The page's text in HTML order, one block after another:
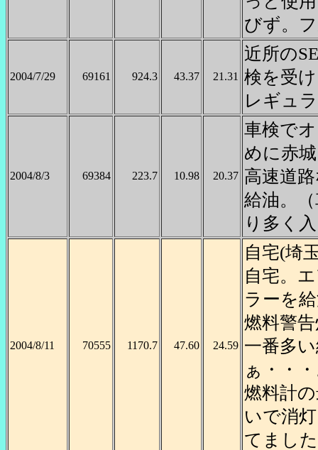
びず。
2004/7/29 69161 924.3 43.37 21.31
近所の
検を受
レギュ
2004/8/3 69384 223.7 10.98 20.37
車検で
めに赤
高速道
給油。
り多く
2004/8/11 70555 1170.7 47.60 24.59
自宅(埼
自宅。
ラーを
燃料警
一番多
ぁ・・
燃料計
いで消
てまし